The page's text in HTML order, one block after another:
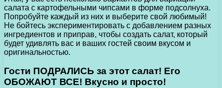
салата с картофельными чипсами в форме подсолнуха.
Попробуйте каждый из них и выберите свой любимый!
Не бойтесь экспериментировать с добавлением разных
ингредиентов и приправ, чтобы создать салат, который
будет удивлять вас и ваших гостей своим вкусом и
оригинальностью.
Гости ПОДРАЛИСЬ за этот салат! Его
ОБОЖАЮТ ВСЕ! Вкусно и просто!